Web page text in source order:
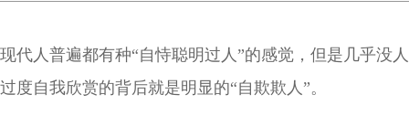
现代人普遍都有种“自恃聪明过人”的感觉，但是几乎没
过度自我欣赏的背后就是明显的“自欺欺人”。